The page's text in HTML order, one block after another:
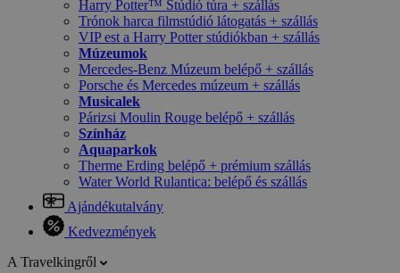
Harry Potter™ Stúdió túra + szállás
Trónok harca filmstúdió látogatás + szállás
VIP est a Harry Potter stúdiókban + szállás
Múzeumok
Mercedes-Benz Múzeum belépő + szállás
Porsche és Mercedes múzeum + szállás
Musicalek
Párizsi Moulin Rouge belépő + szállás
Színház
Aquaparkok
Therme Erding belépő + prémium szállás
Water World Rulantica: belépő és szállás
Ajándékutalvány
Kedvezmények
A Travelkingről